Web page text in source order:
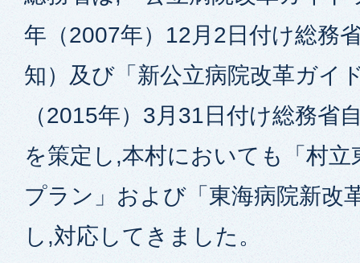
年（2007年）12月2日付け総務
知）及び「新公立病院改革ガイ
（2015年）3月31日付け総務省
を策定し,本村においても「村立
プラン」および「東海病院新改
し,対応してきました。